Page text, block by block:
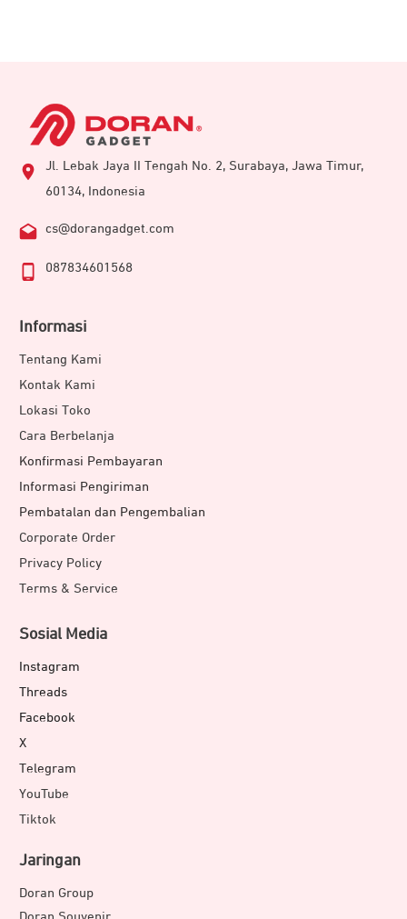
Jl. Lebak Jaya II Tengah No. 2, Surabaya, Jawa Timur,
60134, Indonesia
cs@dorangadget.com
087834601568
Informasi
Tentang Kami
Kontak Kami
Lokasi Toko
Cara Berbelanja
Konfirmasi Pembayaran
Informasi Pengiriman
Pembatalan dan Pengembalian
Corporate Order
Privacy Policy
Terms & Service
Sosial Media
Instagram
Threads
Facebook
X
Telegram
YouTube
Tiktok
Jaringan
Doran Group